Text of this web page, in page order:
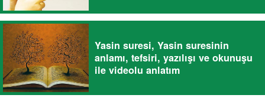
Yasin suresi, Yasin suresinin
anlamı, tefsiri, yazılışı ve okunuşu
ile videolu anlatım